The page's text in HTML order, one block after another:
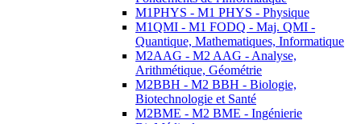
M1PHYS - M1 PHYS - Physique
M1QMI - M1 FODQ - Maj. QMI -
Quantique, Mathematiques, Informatique
M2AAG - M2 AAG - Analyse,
Arithmétique, Géométrie
M2BBH - M2 BBH - Biologie,
Biotechnologie et Santé
M2BME - M2 BME - Ingénierie